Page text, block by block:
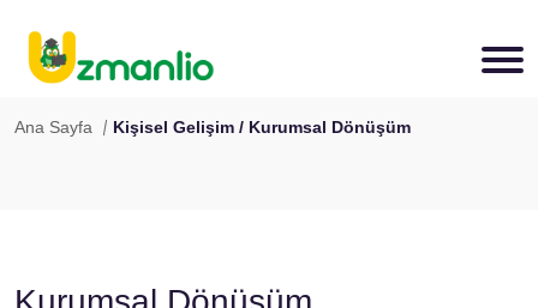
Ana Sayfa Kişisel Gelişim / Kurumsal Dönüşüm